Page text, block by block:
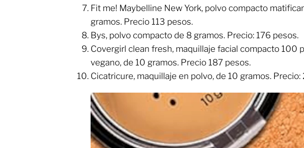
​Fit me! Maybelline New York, polvo compacto
gramos. Precio 113 pesos.
​Bys, polvo compacto de 8 gramos. Precio: 176 pesos.
​Covergirl clean fresh, maquillaje facial compacto 100
vegano, de 10 gramos. Precio 187 pesos.
​Cicatricure, maquillaje en polvo, de 10 gramos. Precio: